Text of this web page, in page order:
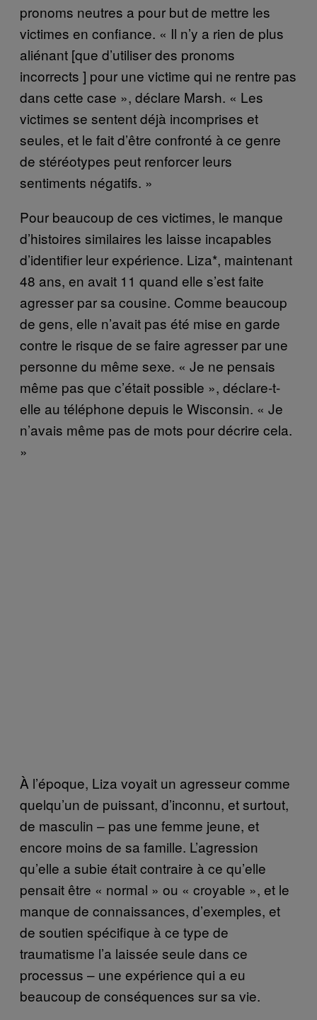
pronoms neutres a pour but de mettre les
victimes en confiance. « Il n’y a rien de plus
aliénant [que d’utiliser des pronoms
incorrects ] pour une victime qui ne rentre pas
dans cette case », déclare Marsh. « Les
victimes se sentent déjà incomprises et
seules, et le fait d’être confronté à ce genre
de stéréotypes peut renforcer leurs
sentiments négatifs. »
Pour beaucoup de ces victimes, le manque
d’histoires similaires les laisse incapables
d’identifier leur expérience. Liza*, maintenant
48 ans, en avait 11 quand elle s’est faite
agresser par sa cousine. Comme beaucoup
de gens, elle n’avait pas été mise en garde
contre le risque de se faire agresser par une
personne du même sexe. « Je ne pensais
même pas que c’était possible », déclare-t-
elle au téléphone depuis le Wisconsin. « Je
n’avais même pas de mots pour décrire cela.
»
À l’époque, Liza voyait un agresseur comme
quelqu’un de puissant, d’inconnu, et surtout,
de masculin – pas une femme jeune, et
encore moins de sa famille. L’agression
qu’elle a subie était contraire à ce qu’elle
pensait être « normal » ou « croyable », et le
manque de connaissances, d’exemples, et
de soutien spécifique à ce type de
traumatisme l’a laissée seule dans ce
processus – une expérience qui a eu
beaucoup de conséquences sur sa vie.